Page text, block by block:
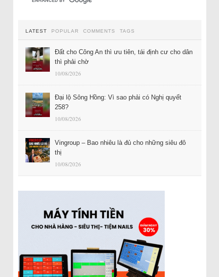
LATEST POPULAR COMMENTS TAGS
Đất cho Công An thì ưu tiên, tái định cư cho dân
thì phải chờ
10/08/2026
Đại lộ Sông Hồng: Vì sao phải có Nghị quyết
258?
10/08/2026
Vingroup – Bao nhiêu là đủ cho những siêu đô
thị
10/08/2026